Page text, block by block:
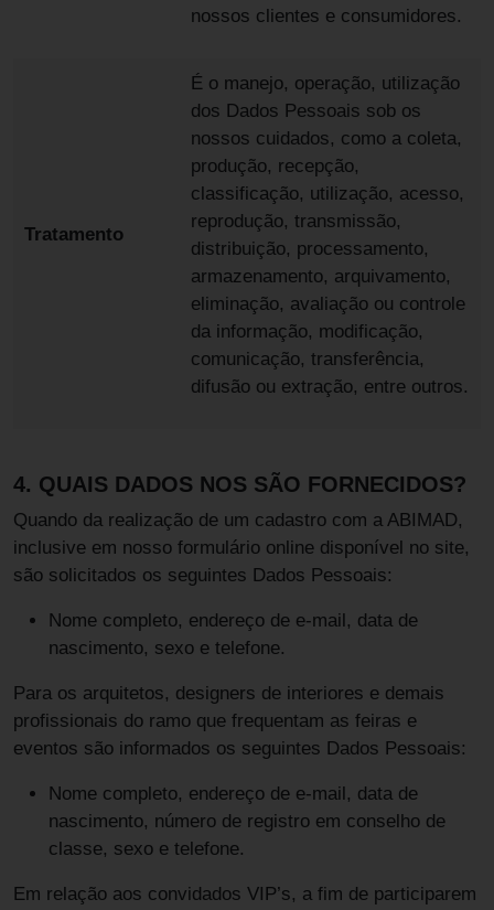
nossos clientes e consumidores.
Tratamento
É o manejo, operação, utilização
dos Dados Pessoais sob os
nossos cuidados, como a coleta,
produção, recepção,
classificação, utilização, acesso,
reprodução, transmissão,
distribuição, processamento,
armazenamento, arquivamento,
eliminação, avaliação ou controle
da informação, modificação,
comunicação, transferência,
difusão ou extração, entre outros.
4. QUAIS DADOS NOS SÃO FORNECIDOS?
Quando da realização de um cadastro com a ABIMAD,
inclusive em nosso formulário online disponível no site,
são solicitados os seguintes Dados Pessoais:
Nome completo, endereço de e-mail, data de
nascimento, sexo e telefone.
Para os arquitetos, designers de interiores e demais
profissionais do ramo que frequentam as feiras e
eventos são informados os seguintes Dados Pessoais:
Nome completo, endereço de e-mail, data de
nascimento, número de registro em conselho de
classe, sexo e telefone.
Em relação aos convidados VIP’s, a fim de participarem